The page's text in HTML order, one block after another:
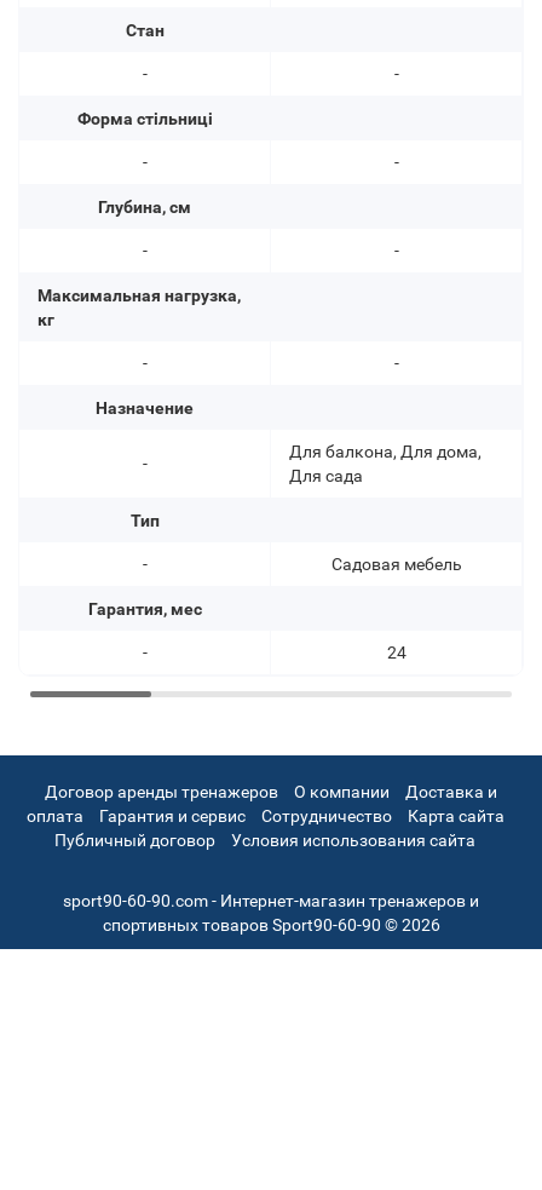
Стан
-
Форма стільниці
-
Глубина, см
-
Максимальная нагрузка,
кг
-
Назначение
-
Тип
-
Гарантия, мес
-
-
-
-
-
Для балкона, Для дома,
Для сада
Садовая мебель
24
Договор аренды тренажеров О компании
Доставка и
оплата
Гарантия и сервис Сотрудничество
Карта сайта
Публичный договор
Условия использования сайта
sport90-60-90.com - Интернет-магазин тренажеров и
спортивных товаров Sport90-60-90 © 2026